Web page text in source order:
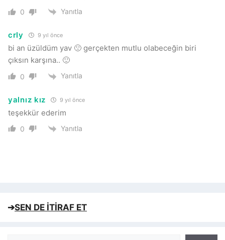
0 Yanıtla
crly 9 yıl önce
bi an üzüldüm yav 🙁 gerçekten mutlu olabeceğin biri
çıksın karşına.. 🙂
0 Yanıtla
yalnız kız 9 yıl önce
teşekkür ederim
0 Yanıtla
➔SEN DE İTİRAF ET